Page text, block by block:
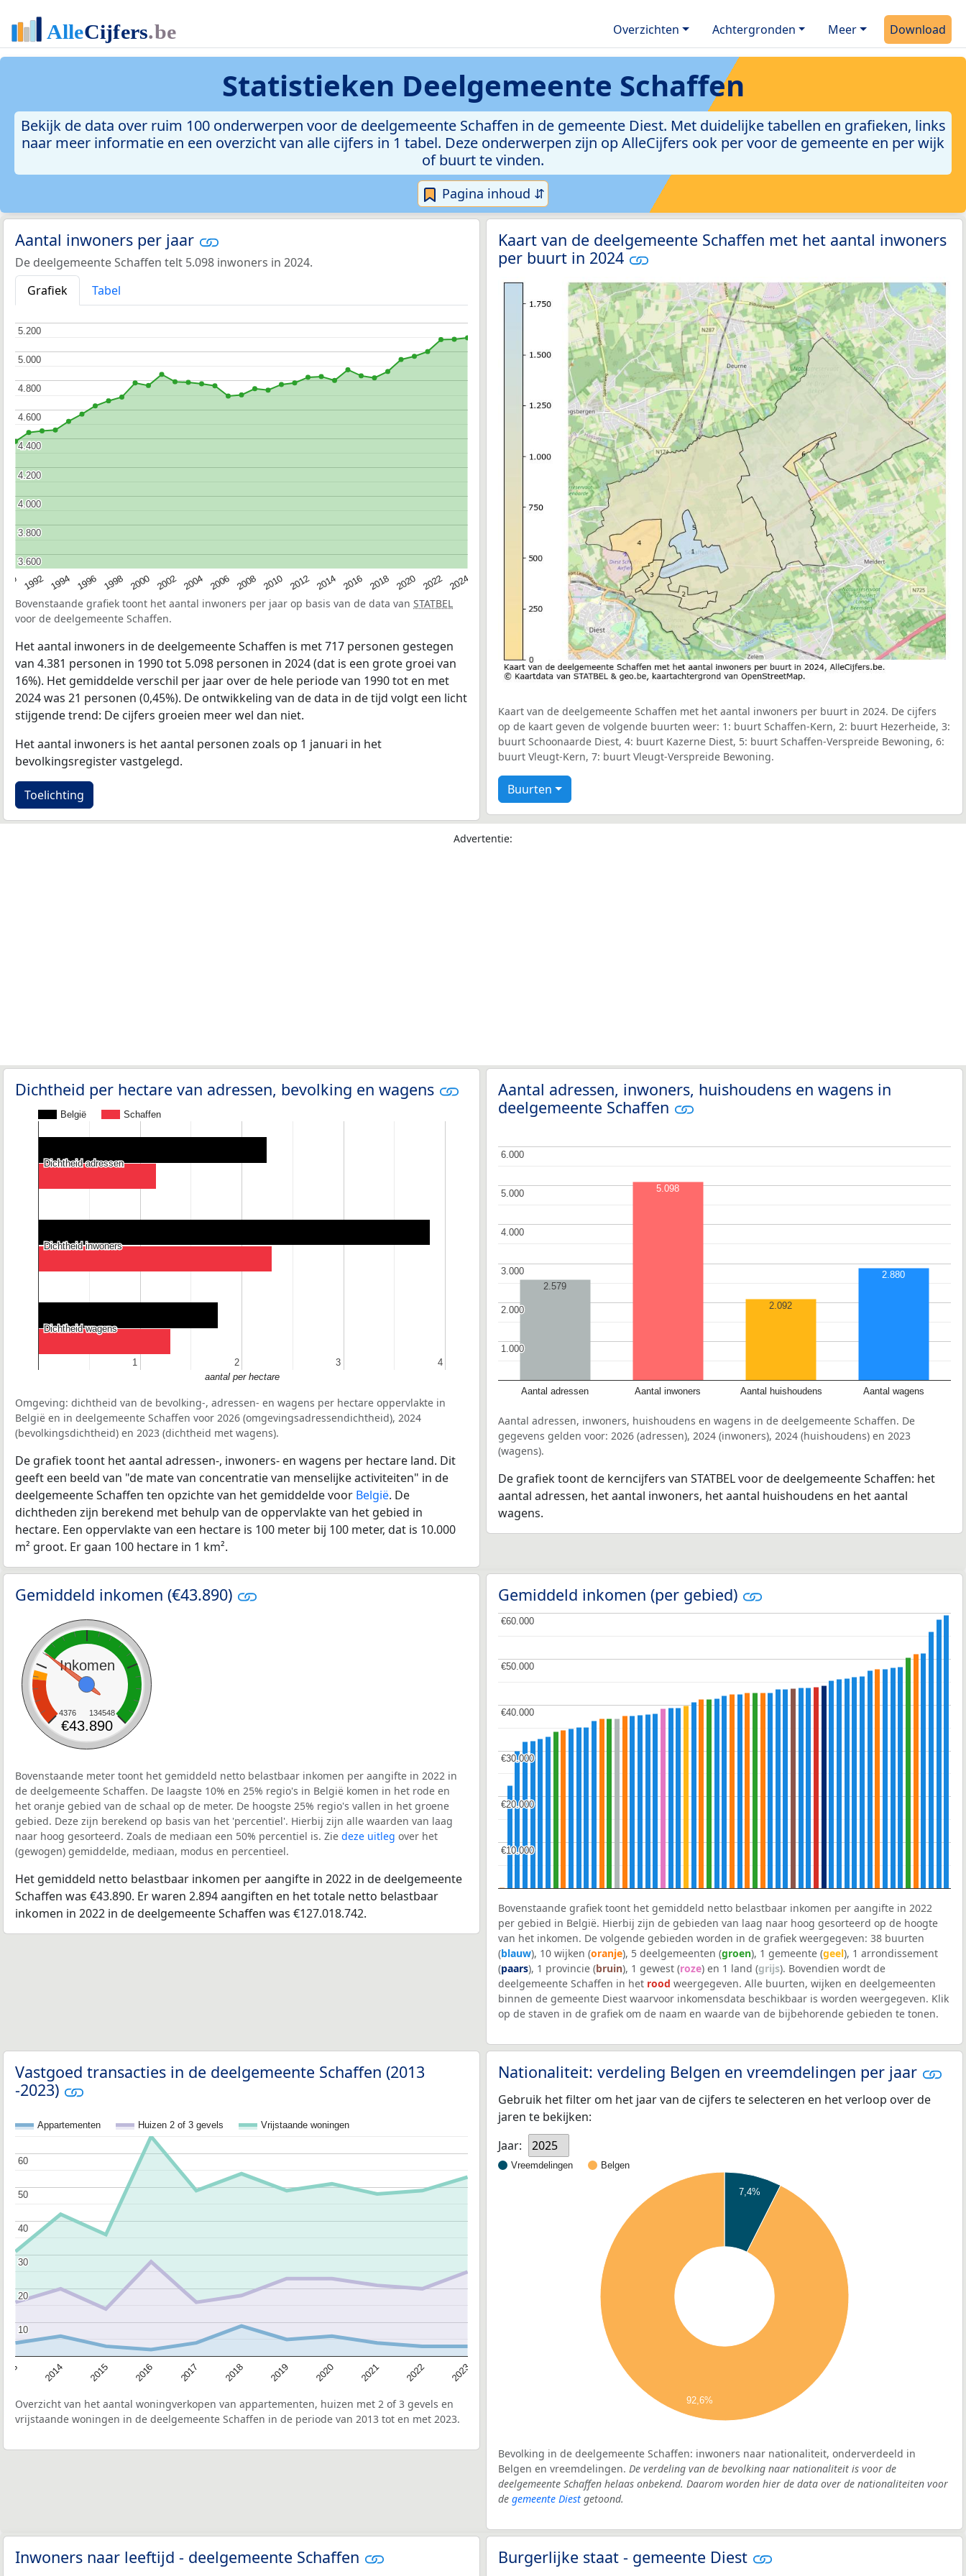
Overzichten Achtergronden Meer Download
Statistieken Deelgemeente Schaffen
Bekijk de data over ruim 100 onderwerpen voor de deelgemeente Schaffen in de gemeente Diest. Met duidelijke tabellen en grafieken, links
naar meer informatie en een overzicht van alle cijfers in 1 tabel. Deze onderwerpen zijn op AlleCijfers ook per voor de gemeente en per wijk
of buurt te vinden.
Pagina inhoud ⇵
Aantal inwoners per jaar
De deelgemeente Schaffen telt 5.098 inwoners in 2024.
Grafiek
Tabel
1992 1994 1996 1998 2000 2002 2004 2006 2008 2010 2012 2014 2016 2018 2020 2022 2024
3.600
3.600
3.800
3.800
4.000
4.000
4.200
4.200
4.400
4.400
4.600
4.600
4.800
4.800
5.000
5.000
5.200
5.200
Bovenstaande grafiek toont het aantal inwoners per jaar op basis van de data van STATBEL
voor de deelgemeente Schaffen.
Het aantal inwoners in de deelgemeente Schaffen is met 717 personen gestegen
van 4.381 personen in 1990 tot 5.098 personen in 2024 (dat is een grote groei van
16%). Het gemiddelde verschil per jaar over de hele periode van 1990 tot en met
2024 was 21 personen (0,45%). De ontwikkeling van de data in de tijd volgt een licht
stijgende trend: De cijfers groeien meer wel dan niet.
Het aantal inwoners is het aantal personen zoals op 1 januari in het
bevolkingsregister vastgelegd.
Toelichting
Kaart van de deelgemeente Schaffen met het aantal inwoners
per buurt in 2024
Kaart van de deelgemeente Schaffen met het aantal inwoners per buurt in 2024. De cijfers
op de kaart geven de volgende buurten weer: 1: buurt Schaffen-Kern, 2: buurt Hezerheide, 3:
buurt Schoonaarde Diest, 4: buurt Kazerne Diest, 5: buurt Schaffen-Verspreide Bewoning, 6:
buurt Vleugt-Kern, 7: buurt Vleugt-Verspreide Bewoning.
Buurten
Advertentie:
Dichtheid per hectare van adressen, bevolking en wagens
België Schaffen
11 2
2 3
3 4
4
Dichtheid adressen
Dichtheid adressen
Dichtheid inwoners
Dichtheid inwoners
Dichtheid wagens
Dichtheid wagens
aantal per hectare
Omgeving: dichtheid van de bevolking-, adressen- en wagens per hectare oppervlakte in
België en in deelgemeente Schaffen voor 2026 (omgevingsadressendichtheid), 2024
(bevolkingsdichtheid) en 2023 (dichtheid met wagens).
De grafiek toont het aantal adressen-, inwoners- en wagens per hectare land. Dit
geeft een beeld van "de mate van concentratie van menselijke activiteiten" in de
deelgemeente Schaffen ten opzichte van het gemiddelde voor België. De
dichtheden zijn berekend met behulp van de oppervlakte van het gebied in
hectare. Een oppervlakte van een hectare is 100 meter bij 100 meter, dat is 10.000
m² groot. Er gaan 100 hectare in 1 km².
Aantal adressen, inwoners, huishoudens en wagens in
deelgemeente Schaffen
Aantal adressen Aantal inwoners Aantal huishoudens Aantal wagens
1.000
1.000
2.000
2.000
3.000
3.000
4.000
4.000
5.000
5.000
6.000
6.000
2.579
5.098
2.092
2.880
Aantal adressen, inwoners, huishoudens en wagens in de deelgemeente Schaffen. De
gegevens gelden voor: 2026 (adressen), 2024 (inwoners), 2024 (huishoudens) en 2023
(wagens).
De grafiek toont de kerncijfers van STATBEL voor de deelgemeente Schaffen: het
aantal adressen, het aantal inwoners, het aantal huishoudens en het aantal
wagens.
Gemiddeld inkomen (€43.890)
Inkomen
4376 134548
€43.890
Bovenstaande meter toont het gemiddeld netto belastbaar inkomen per aangifte in 2022 in
de deelgemeente Schaffen. De laagste 10% en 25% regio's in België komen in het rode en
het oranje gebied van de schaal op de meter. De hoogste 25% regio's vallen in het groene
gebied. Deze zijn berekend op basis van het 'percentiel'. Hierbij zijn alle waarden van laag
naar hoog gesorteerd. Zoals de mediaan een 50% percentiel is. Zie deze uitleg over het
(gewogen) gemiddelde, mediaan, modus en percentieel.
Het gemiddeld netto belastbaar inkomen per aangifte in 2022 in de deelgemeente
Schaffen was €43.890. Er waren 2.894 aangiften en het totale netto belastbaar
inkomen in 2022 in de deelgemeente Schaffen was €127.018.742.
Gemiddeld inkomen (per gebied)
€10.000
€10.000
€20.000
€20.000
€30.000
€30.000
€40.000
€40.000
€50.000
€50.000
€60.000
€60.000
Bovenstaande grafiek toont het gemiddeld netto belastbaar inkomen per aangifte in 2022
per gebied in België. Hierbij zijn de gebieden van laag naar hoog gesorteerd op de hoogte
van het inkomen. De volgende gebieden worden in de grafiek weergegeven: 38 buurten
(blauw), 10 wijken (oranje), 5 deelgemeenten (groen), 1 gemeente (geel), 1 arrondissement
(paars), 1 provincie (bruin), 1 gewest (roze) en 1 land (grijs). Bovendien wordt de
deelgemeente Schaffen in het rood weergegeven. Alle buurten, wijken en deelgemeenten
binnen de gemeente Diest waarvoor inkomensdata beschikbaar is worden weergegeven. Klik
op de staven in de grafiek om de naam en waarde van de bijbehorende gebieden te tonen.
Vastgoed transacties in de deelgemeente Schaffen (2013
-2023)
Appartementen Huizen 2 of 3 gevels Vrijstaande woningen
2014 2015 2016 2017 2018 2019 2020 2021 2022 2023
10
10
20
20
30
30
40
40
50
50
60
60
Overzicht van het aantal woningverkopen van appartementen, huizen met 2 of 3 gevels en
vrijstaande woningen in de deelgemeente Schaffen in de periode van 2013 tot en met 2023.
Nationaliteit: verdeling Belgen en vreemdelingen per jaar
Gebruik het filter om het jaar van de cijfers te selecteren en het verloop over de
jaren te bekijken:
Jaar:
2025
Vreemdelingen Belgen
7,4%
92,6%
Bevolking in de deelgemeente Schaffen: inwoners naar nationaliteit, onderverdeeld in
Belgen en vreemdelingen. De verdeling van de bevolking naar nationaliteit is voor de
deelgemeente Schaffen helaas onbekend. Daarom worden hier de data over de nationaliteiten voor
de gemeente Diest getoond.
Inwoners naar leeftijd - deelgemeente Schaffen Burgerlijke staat - gemeente Diest